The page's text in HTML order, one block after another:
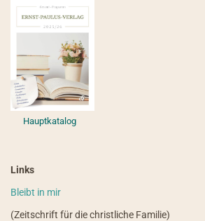
Hauptkatalog
Links
Bleibt in mir
(Zeitschrift für die christliche Familie)